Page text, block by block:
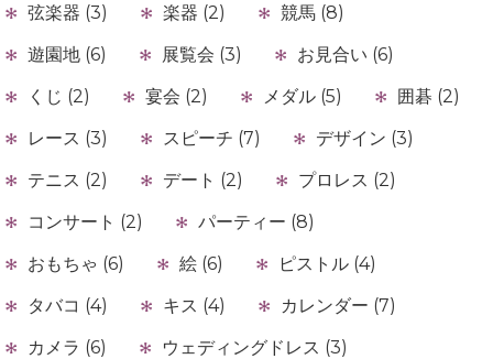
弦楽器 (3)
楽器 (2)
競馬 (8)
遊園地 (6)
展覧会 (3)
お見合い (6)
くじ (2)
宴会 (2) メダル (5)
囲碁 (2)
レース (3)
スピーチ (7)
デザイン (3)
テニス (2)
デート (2)
プロレス (2)
コンサート (2)
パーティー (8)
おもちゃ (6)
絵 (6)
ピストル (4)
タバコ (4)
キス (4)
カレンダー (7)
カメラ (6)
ウェディングドレス (3)